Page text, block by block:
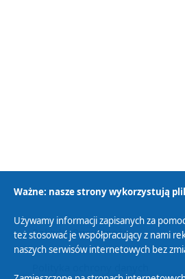
Polityka Prywatności
Ważne: nasze strony wykorzystują
Używamy informacji zapisanych za
też stosować je współpracujący z nami
naszych serwisów internetowych bez